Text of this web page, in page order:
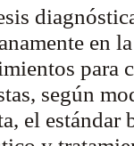
en
para
según
el estándar